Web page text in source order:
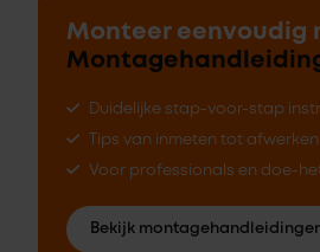
Monteer eenvoudig
Duidelijke stap-voor-stap
Tips van inmeten tot afwerken
Voor professionals en doe-
Bekijk